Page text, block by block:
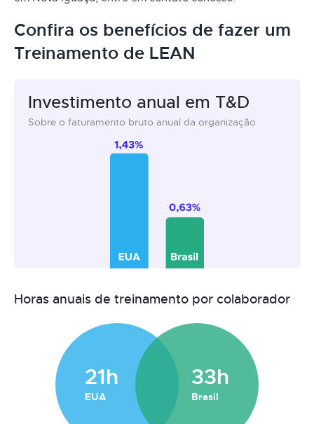
Confira os benefícios de fazer um
Treinamento de LEAN
Investimento anual em T&D
Sobre o faturamento bruto anual da organização
Horas anuais de treinamento por colaborador
21h
EUA
33h
Brasil